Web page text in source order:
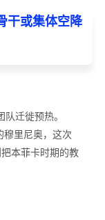
干或集体空降
迁徙预热。
穆里尼奥，这次
本菲卡时期的教